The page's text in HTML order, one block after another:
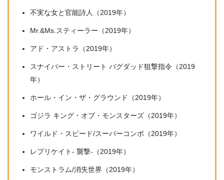
不実な女と官能詩人（2019年）
Mr.&Ms.スティーラー（2019年）
アド・アストラ（2019年）
スナイパー・ストリート バグダッド狙撃指令（2019
年）
ホール・イン・ザ・グラウンド（2019年）
ゴジラ キング・オブ・モンスターズ（2019年）
ワイルド・スピード/スーパーコンボ（2019年）
レプリケイト- 襲撃-（2019年）
モンストラム/消失世界（2019年）